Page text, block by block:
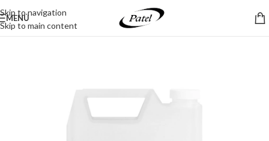
Skip to navigation
Skip to main content
MENÚ